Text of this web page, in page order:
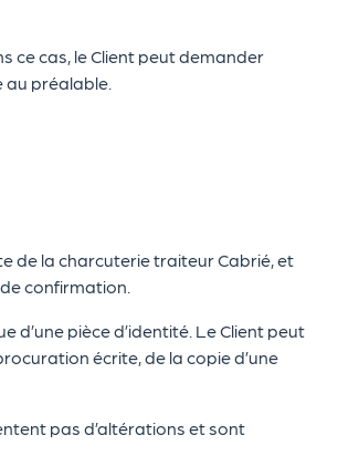
ce cas, le Client peut demander
au préalable.
de la charcuterie traiteur Cabrié, et
confirmation.
d’une pièce d’identité. Le Client peut
écrite, de la copie d’une
pas d’altérations et sont